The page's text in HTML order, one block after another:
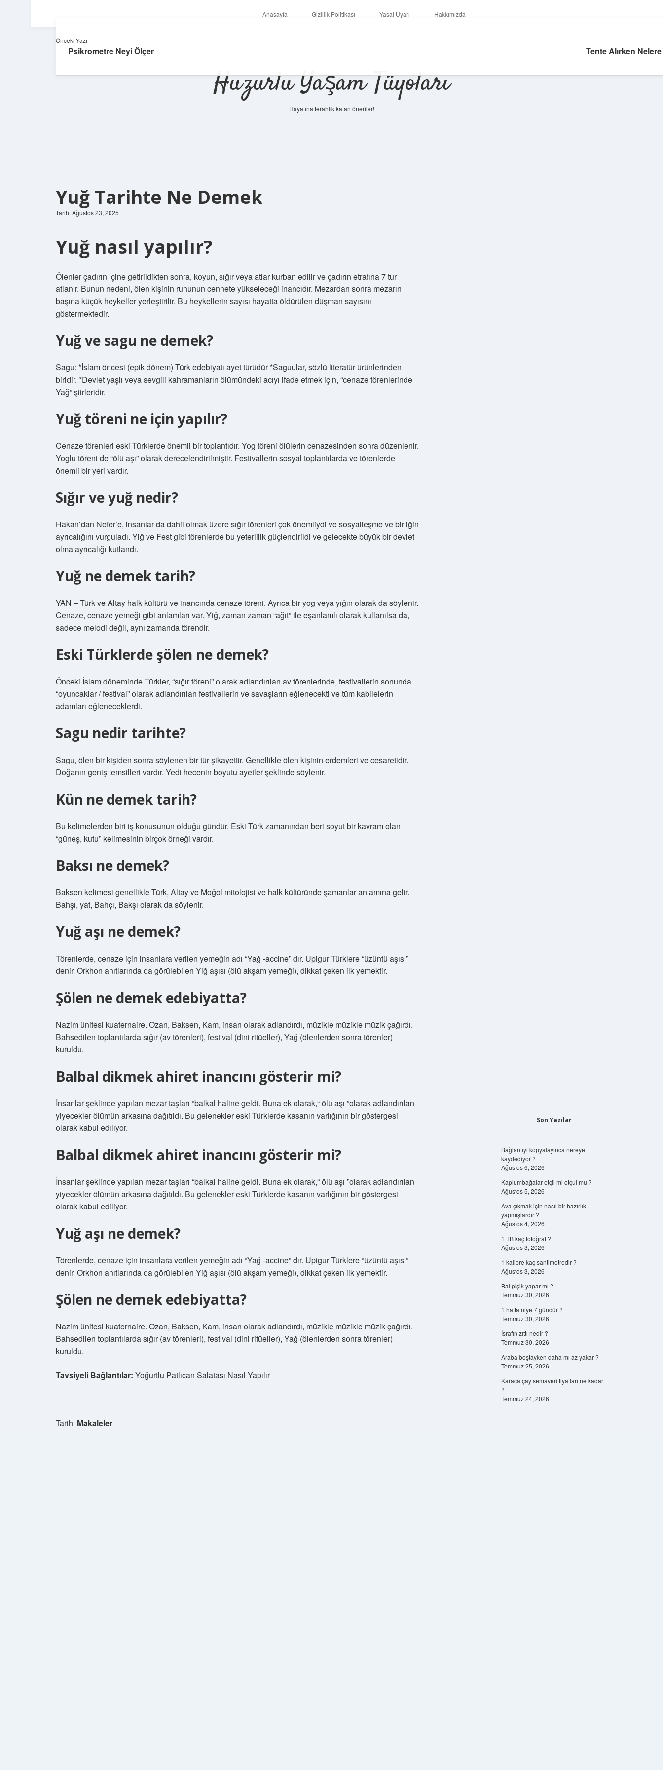
Anasayfa Gizlilik Politikası Yasal Uyarı Hakkımızda
Huzurlu Yaşam Tüyoları
Hayatına ferahlık katan öneriler!
Yuğ Tarihte Ne Demek
Tarih: Ağustos 23, 2025
Yuğ nasıl yapılır?
Ölenler çadırın içine getirildikten sonra, koyun, sığır veya atlar kurban edilir ve çadırın etrafına 7 tur
atlanır. Bunun nedeni, ölen kişinin ruhunun cennete yükseleceği inancıdır. Mezardan sonra mezarın
başına küçük heykeller yerleştirilir. Bu heykellerin sayısı hayatta öldürülen düşman sayısını
göstermektedir.
Yuğ ve sagu ne demek?
Sagu: *İslam öncesi (epik dönem) Türk edebiyatı ayet türüdür *Saguular, sözlü literatür ürünlerinden
biridir. *Devlet yaşlı veya sevgili kahramanların ölümündeki acıyı ifade etmek için, “cenaze törenlerinde
Yağ” şiirleridir.
Yuğ töreni ne için yapılır?
Cenaze törenleri eski Türklerde önemli bir toplantıdır. Yog töreni ölülerin cenazesinden sonra düzenlenir.
Yoglu töreni de “ölü aşı” olarak derecelendirilmiştir. Festivallerin sosyal toplantılarda ve törenlerde
önemli bir yeri vardır.
Sığır ve yuğ nedir?
Hakan’dan Nefer’e, insanlar da dahil olmak üzere sığır törenleri çok önemliydi ve sosyalleşme ve birliğin
ayrıcalığını vurguladı. Yiğ ve Fest gibi törenlerde bu yeterlilik güçlendirildi ve gelecekte büyük bir devlet
olma ayrıcalığı kutlandı.
Yuğ ne demek tarih?
YAN – Türk ve Altay halk kültürü ve inancında cenaze töreni. Ayrıca bir yog veya yığın olarak da söylenir.
Cenaze, cenaze yemeği gibi anlamları var. Yiğ, zaman zaman “ağıt” ile eşanlamlı olarak kullanılsa da,
sadece melodi değil, aynı zamanda törendir.
Eski Türklerde şölen ne demek?
Önceki İslam döneminde Türkler, “sığır töreni” olarak adlandırılan av törenlerinde, festivallerin sonunda
“oyuncaklar / festival” olarak adlandırılan festivallerin ve savaşların eğlenecekti ve tüm kabilelerin
adamları eğleneceklerdi.
Sagu nedir tarihte?
Sagu, ölen bir kişiden sonra söylenen bir tür şikayettir. Genellikle ölen kişinin erdemleri ve cesaretidir.
Doğanın geniş temsilleri vardır. Yedi hecenin boyutu ayetler şeklinde söylenir.
Kün ne demek tarih?
Bu kelimelerden biri iş konusunun olduğu gündür. Eski Türk zamanından beri soyut bir kavram olan
“güneş, kutu” kelimesinin birçok örneği vardır.
Baksı ne demek?
Baksen kelimesi genellikle Türk, Altay ve Moğol mitolojisi ve halk kültüründe şamanlar anlamına gelir.
Bahşı, yat, Bahçı, Bakşı olarak da söylenir.
Yuğ aşı ne demek?
Törenlerde, cenaze için insanlara verilen yemeğin adı “Yağ -accine” dır. Upigur Türklere “üzüntü aşısı”
denir. Orkhon anıtlarında da görülebilen Yiğ aşısı (ölü akşam yemeği), dikkat çeken ilk yemektir.
Şölen ne demek edebiyatta?
Nazim ünitesi kuaternaire. Ozan, Baksen, Kam, insan olarak adlandırdı, müzikle müzikle müzik çağırdı.
Bahsedilen toplantılarda sığır (av törenleri), festival (dini ritüeller), Yağ (ölenlerden sonra törenler)
kuruldu.
Balbal dikmek ahiret inancını gösterir mi?
İnsanlar şeklinde yapılan mezar taşları “balkal haline geldi. Buna ek olarak,“ ölü aşı ”olarak adlandırılan
yiyecekler ölümün arkasına dağıtıldı. Bu gelenekler eski Türklerde kasanın varlığının bir göstergesi
olarak kabul ediliyor.
Balbal dikmek ahiret inancını gösterir mi?
İnsanlar şeklinde yapılan mezar taşları “balkal haline geldi. Buna ek olarak,“ ölü aşı ”olarak adlandırılan
yiyecekler ölümün arkasına dağıtıldı. Bu gelenekler eski Türklerde kasanın varlığının bir göstergesi
olarak kabul ediliyor.
Yuğ aşı ne demek?
Törenlerde, cenaze için insanlara verilen yemeğin adı “Yağ -accine” dır. Upigur Türklere “üzüntü aşısı”
denir. Orkhon anıtlarında da görülebilen Yiğ aşısı (ölü akşam yemeği), dikkat çeken ilk yemektir.
Şölen ne demek edebiyatta?
Nazim ünitesi kuaternaire. Ozan, Baksen, Kam, insan olarak adlandırdı, müzikle müzikle müzik çağırdı.
Bahsedilen toplantılarda sığır (av törenleri), festival (dini ritüeller), Yağ (ölenlerden sonra törenler)
kuruldu.
Tavsiyeli Bağlantılar: Yoğurtlu Patlıcan Salatası Nasıl Yapılır
Tarih: Makaleler
Önceki Yazı
Psikrometre Neyi Ölçer Tente Alırken
Son Yazılar
Bağlantıyı kopyalayınca nereye
kaydediyor ?
Ağustos 6, 2026
Kaplumbağalar etçil mi otçul mu ?
Ağustos 5, 2026
Ava çıkmak için nasıl bir hazırlık
yapmışlardır ?
Ağustos 4, 2026
1 TB kaç fotoğraf ?
Ağustos 3, 2026
1 kalibre kaç santimetredir ?
Ağustos 3, 2026
Bal pişik yapar mı ?
Temmuz 30, 2026
1 hafta niye 7 gündür ?
Temmuz 30, 2026
İsrafın zıttı nedir ?
Temmuz 30, 2026
Araba boştayken daha mı az yakar ?
Temmuz 25, 2026
Karaca çay semaveri fiyatları ne kadar
?
Temmuz 24, 2026